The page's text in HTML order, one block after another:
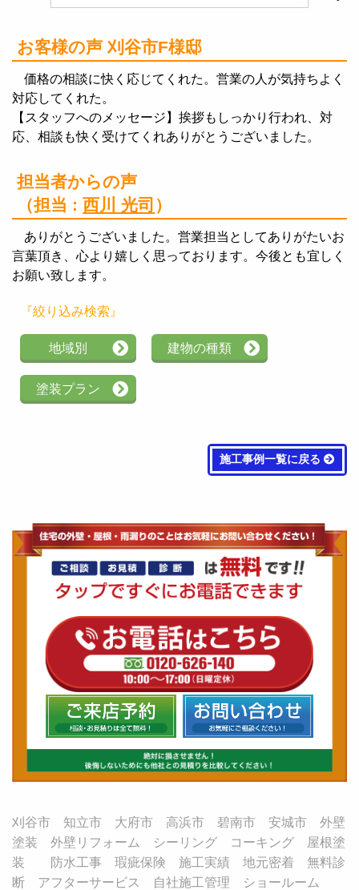
お客様の声 刈谷市F様邸
価格の相談に快く応じてくれた。営業の人が気持ちよく
対応してくれた。
【スタッフへのメッセージ】挨拶もしっかり行われ、対
応、相談も快く受けてくれありがとうございました。
担当者からの声
（担当 :西川 光司 ）
ありがとうございました。営業担当としてありがたいお
言葉頂き、心より嬉しく思っております。今後とも宜しく
お願い致します。
『絞り込み検索』
地域別 建物の種類
塗装プラン
施工事例一覧に戻る
刈谷市 知立市 大府市 高浜市 碧南市 安城市 外壁
塗装 外壁リフォーム シーリング コーキング 屋根塗
装 防水工事 瑕疵保険 施工実績 地元密着 無料診
断 アフターサービス 自社施工管理 ショールーム